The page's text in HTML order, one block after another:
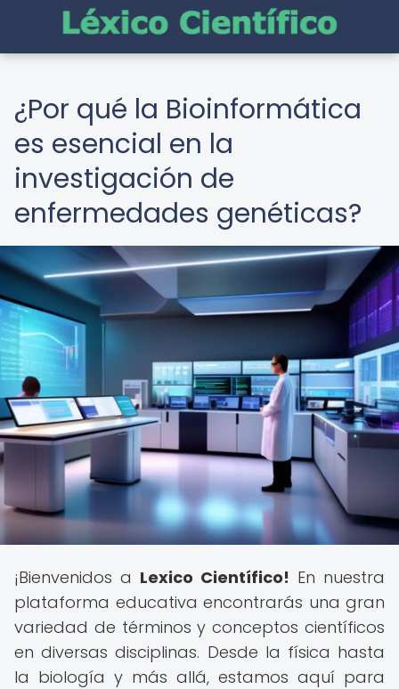
¿Por qué la Bioinformática
es esencial en la
investigación de
enfermedades genéticas?
¡Bienvenidos a Lexico Científico! En nuestra
plataforma educativa encontrarás una gran
variedad de términos y conceptos científicos
en diversas disciplinas. Desde la física hasta
la biología y más allá, estamos aquí para